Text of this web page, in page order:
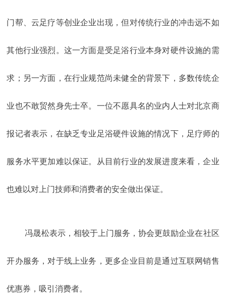
门帮、云足疗等创业企业出现，但对传统行业的冲击远不如
其他行业强烈。这一方面是受足浴行业本身对硬件设施的需
求；另一方面，在行业规范尚未健全的背景下，多数传统企
业也不敢贸然身先士卒。一位不愿具名的业内人士对北京商
报记者表示，在缺乏专业足浴硬件设施的情况下，足疗师的
服务水平更加难以保证。从目前行业的发展进度来看，企业
也难以对上门技师和消费者的安全做出保证。
冯晟松表示，相较于上门服务，协会更鼓励企业在社区
开办服务，对于线上业务，更多企业目前是通过互联网销售
优惠券，吸引消费者。